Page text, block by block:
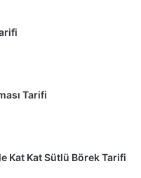
Tarifi
Kat Kat Sütlü Börek Tarifi